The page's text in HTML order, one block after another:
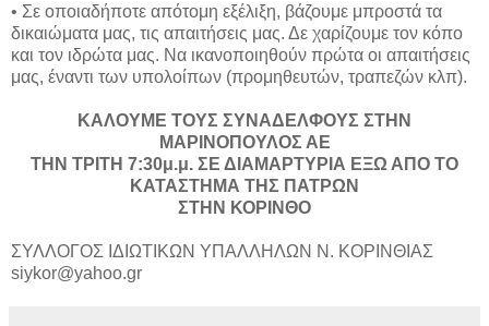
• Σε οποιαδήποτε απότομη εξέλιξη, βάζουμε μπροστά τα
δικαιώματα μας, τις απαιτήσεις μας. Δε χαρίζουμε τον κόπο
και τον ιδρώτα μας. Να ικανοποιηθούν πρώτα οι απαιτήσεις
μας, έναντι των υπολοίπων (προμηθευτών, τραπεζών κλπ).
ΚΑΛΟΥΜΕ ΤΟΥΣ ΣΥΝΑΔΕΛΦΟΥΣ ΣΤΗΝ
ΜΑΡΙΝΟΠΟΥΛΟΣ ΑΕ
ΤΗΝ ΤΡΙΤΗ 7:30μ.μ. ΣΕ ΔΙΑΜΑΡΤΥΡΙΑ ΕΞΩ ΑΠΟ ΤΟ
ΚΑΤΑΣΤΗΜΑ ΤΗΣ ΠΑΤΡΩΝ
ΣΤΗΝ ΚΟΡΙΝΘΟ
ΣΥΛΛΟΓΟΣ ΙΔΙΩΤΙΚΩΝ ΥΠΑΛΛΗΛΩΝ Ν. ΚΟΡΙΝΘΙΑΣ
siykor@yahoo.gr